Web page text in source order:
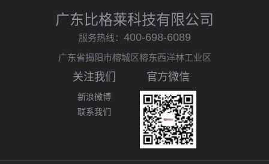
广东比格莱科技有限公司
服务热线： 400-698-6089
广东省揭阳市榕城区榕东西洋林工业区
关注我们
新浪微博
联系我们
官方微信